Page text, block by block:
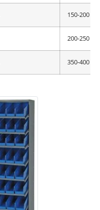
150-200 kg
200-250 kg
350-400 kg